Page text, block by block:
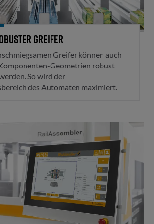
Greifer
Greifer können auch
Geometrien robust
So wird der
des Automaten maximiert.
Verlässliche Qualität